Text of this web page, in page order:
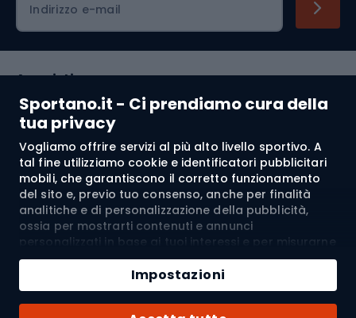
Sportano.it - Ci prendiamo cura della
tua privacy
Vogliamo offrire servizi al più alto livello sportivo. A
tal fine utilizziamo cookie e identificatori pubblicitari
mobili, che garantiscono il corretto funzionamento
del sito e, previo tuo consenso, anche per finalità
analitiche e di personalizzazione della pubblicità,
ossia per mostrarti contenuti e annunci
personalizzati in base ai tuoi interessi e per misurarne
l’efficacia. I cookie e gli identificatori pubblicitari
mobili possono essere utilizzati sia per attività
pubblicitarie personalizzate sia non personalizzate, a
seconda dei consensi da te espressi. Se clicchi su
Impostazioni
Quantità
Aggiungi al carrello
Acquista con
Indirizzo e-mail
Acquisti
Servizio clienti
Regolamento
Chi siamo
© 2026 Sportano